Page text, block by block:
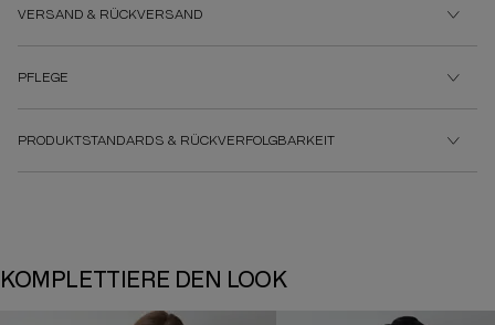
VERSAND & RÜCKVERSAND
PFLEGE
PRODUKTSTANDARDS & RÜCKVERFOLGBARKEIT
KOMPLETTIERE DEN LOOK